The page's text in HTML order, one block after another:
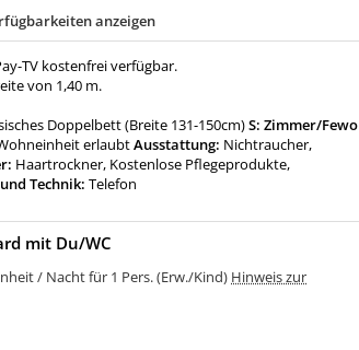
anzeigen
TV kostenfrei verfügbar.
von 1,40 m.
Doppelbett (Breite 131-150cm)S: Zimmer/Fewo
erlaubtAusstattung: Nichtraucher,
Haartrockner, Kostenlose Pflegeprodukte,
Technik:Telefon
mit Du/WC
/ Nacht für 1 Pers. (Erw./Kind) Hinweis zur